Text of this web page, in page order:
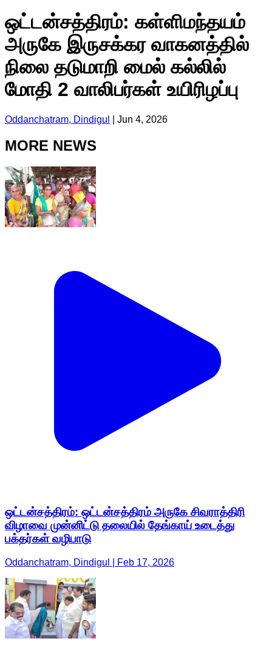
ஒட்டன்சத்திரம்: கள்ளிமந்தயம்
அருகே இருசக்கர வாகனத்தில்
நிலை தடுமாறி மைல் கல்லில்
மோதி 2 வாலிபர்கள் உயிரிழப்பு
Oddanchatram, Dindigul Jun 4, 2026
MORE NEWS
ஒட்டன்சத்திரம்: ஒட்டன்சத்திரம் அருகே சிவராத்திரி
விழாவை முன்னிட்டு தலையில் தேங்காய் உடைத்து
பக்தர்கள் வழிபாடு
Oddanchatram, Dindigul | Feb 17, 2026